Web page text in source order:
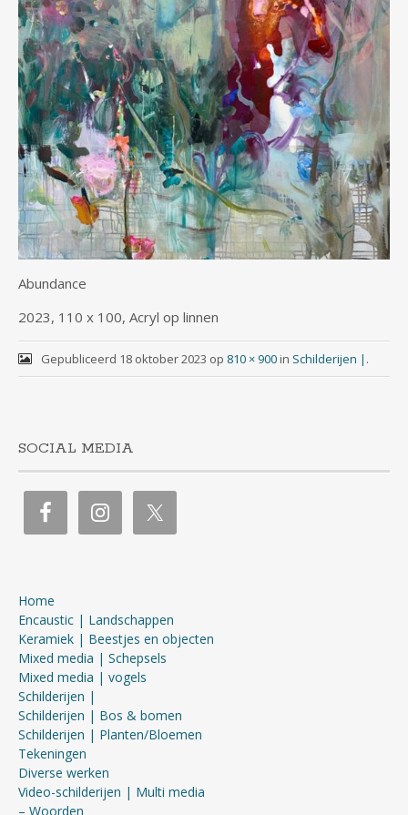
Abundance
2023, 110 x 100, Acryl op linnen
Gepubliceerd 18 oktober 2023 op 810 × 900in Schilderijen | .
SOCIAL MEDIA
Home
Encaustic | Landschappen
Keramiek | Beestjes en objecten
Mixed media | Schepsels
Mixed media | vogels
Schilderijen |
Schilderijen | Bos & bomen
Schilderijen | Planten/Bloemen
Tekeningen
Diverse werken
Video-schilderijen | Multi media
– Woorden